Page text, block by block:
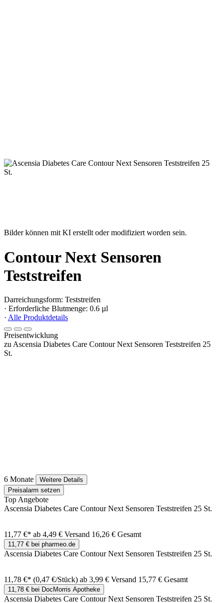
Bilder können mit KI erstellt oder modifiziert worden sein.
Contour Next Sensoren
Teststreifen
Darreichungsform: Teststreifen
· Erforderliche Blutmenge: 0.6 µl
· Alle Produktdetails
Preisentwicklung
zu Ascensia Diabetes Care Contour Next Sensoren Teststreifen 25
St.
6 Monate
Weitere Details
Preisalarm setzen
Top Angebote
Ascensia Diabetes Care Contour Next Sensoren Teststreifen 25 St.
11,77 €* ab 4,49 € Versand 16,26 € Gesamt
11,77 € bei pharmeo.de
Ascensia Diabetes Care Contour Next Sensoren Teststreifen 25 St.
11,78 €* (0,47 €/Stück) ab 3,99 € Versand 15,77 € Gesamt
11,78 € bei DocMorris Apotheke
Ascensia Diabetes Care Contour Next Sensoren Teststreifen 25 St.